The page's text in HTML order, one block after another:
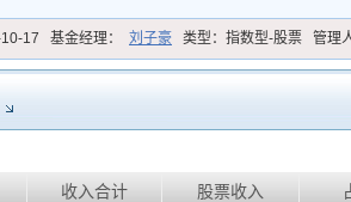
17 基金经理： 刘子豪 类型： 指数型-股票 管理
收入合计 股票收入